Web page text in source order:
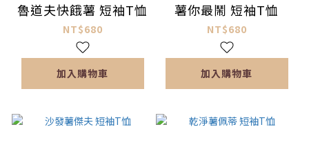
魯道夫快餓薯 短袖T恤
NT$680
加入購物車
薯你最鬧 短袖T恤
NT$680
加入購物車